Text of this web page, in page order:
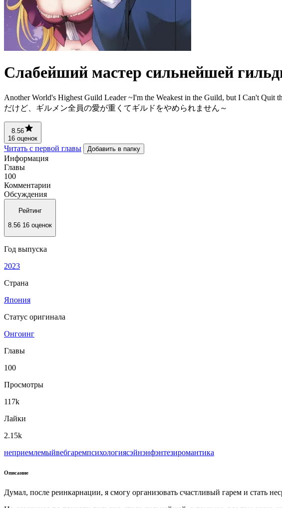
Слабейший мастер сильнейшей
Another World's Highest Guild Leader ~I'm the Weakest in the Guild, but I Can't
だけど、ギルメン全員の愛が重くてギルドをやめられません～
8.56
16 оценок
Читать с первой главы Добавить в папку
Информация
Главы
100
Комментарии
Обсуждения
Рейтинг
8.56 16 оценок
Год выпуска
2023
Страна
Япония
Статус оригинала
Онгоинг
Главы
100
Просмотры
117k
Лайки
2.15k
неприемлемыйвебгаремпсихологиясэйнэнфэнтезиромантика
Описание
Думал, после реинкарнации, я смогу организовать счастливый гарем и стать